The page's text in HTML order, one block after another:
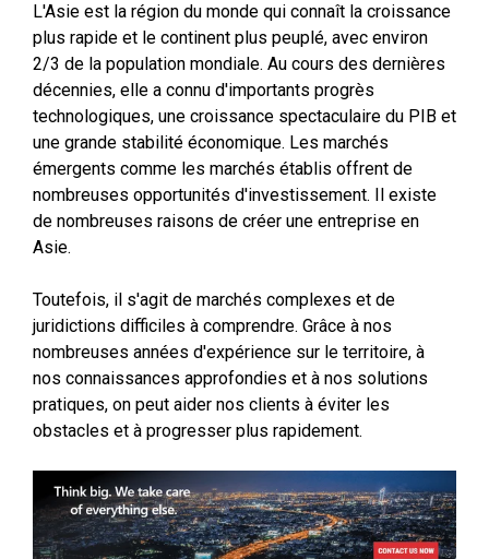
L'Asie est la région du monde qui connaît la croissance
plus rapide et le continent plus peuplé, avec environ
2/3 de la population mondiale. Au cours des dernières
décennies, elle a connu d'importants progrès
technologiques, une croissance spectaculaire du PIB et
une grande stabilité économique. Les marchés
émergents comme les marchés établis offrent de
nombreuses opportunités d'investissement. Il existe
de nombreuses raisons de créer une entreprise en
Asie.
Toutefois, il s'agit de marchés complexes et de
juridictions difficiles à comprendre. Grâce à nos
nombreuses années d'expérience sur le territoire, à
nos connaissances approfondies et à nos solutions
pratiques, on peut aider nos clients à éviter les
obstacles et à progresser plus rapidement.